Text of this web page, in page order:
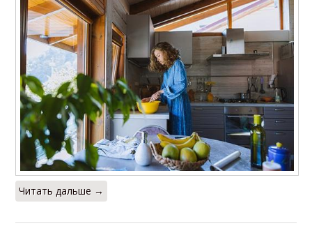
Читать дальше →